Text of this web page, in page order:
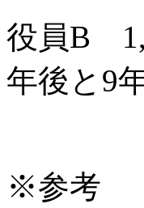
役員B
年後と9
※参考